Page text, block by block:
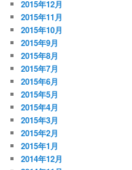
2015年12月
2015年11月
2015年10月
2015年9月
2015年8月
2015年7月
2015年6月
2015年5月
2015年4月
2015年3月
2015年2月
2015年1月
2014年12月